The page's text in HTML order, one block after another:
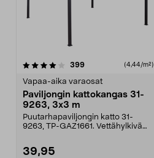
399arvostelut (4,44/m²)
Vapaa-aika varaosat
Paviljongin kattokangas 31-
9263, 3x3 m
Puutarhapaviljongin katto 31-
9263, TP-GAZ1661. Vettähylkivä
39,95
4.0 viidestä